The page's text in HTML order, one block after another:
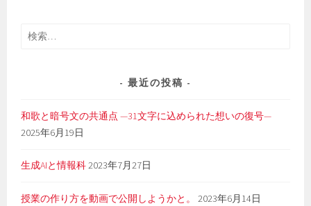
検
最近の投稿
和歌と暗号文の共通点 —31文字に込められた想いの復号—
2025年6月19日
生成AIと情報科2023年7月27日
授業の作り方を動画で公開しようかと。 2023年6月14日